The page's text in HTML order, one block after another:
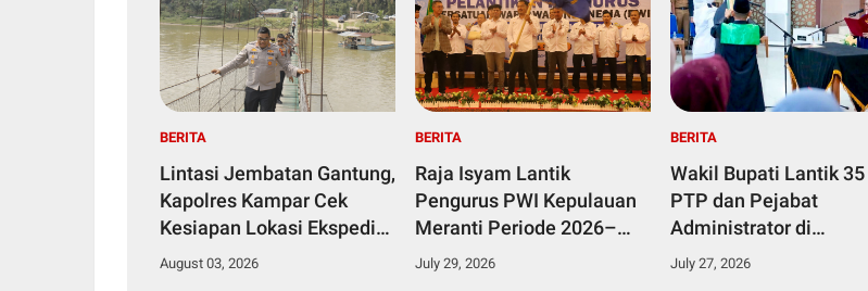
BERITA
Lintasi Jembatan Gantung,
Kapolres Kampar Cek
Kesiapan Lokasi Ekspedisi
Merah Putih Presisi
August 03, 2026
BERITA
Raja Isyam Lantik
Pengurus PWI Kepulauan
Meranti Periode 2026–
2029
July 29, 2026
BERITA
Wakil Bupati Lantik 35
PTP dan Pejabat
Administrator di
Lingkungan Pemkab
July 27, 2026